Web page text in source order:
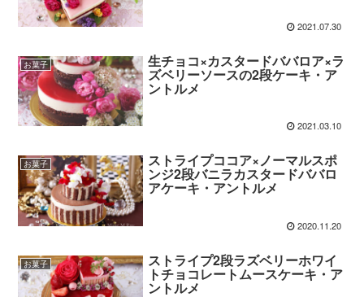
2021.07.30
お菓子 生チョコ×カスタードババロア×ラ
ズベリーソースの2段ケーキ・ア
ントルメ
2021.03.10
お菓子 ストライプココア×ノーマルスポ
ンジ2段バニラカスタードババロ
アケーキ・アントルメ
2020.11.20
お菓子 ストライプ2段ラズベリーホワイ
トチョコレートムースケーキ・ア
ントルメ